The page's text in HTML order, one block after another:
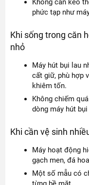
Không cần kéo
phức tạp như
Khi sống trong căn
nhỏ
Máy hút bụi lau
cất giữ, phù hợp
khiêm tốn.
Không chiếm
dòng máy hút
Khi cần vệ sinh
Máy hoạt động
gạch men, đá
Một số mẫu có